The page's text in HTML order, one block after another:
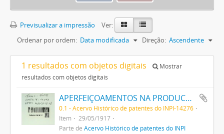
Previsualizar a impressão
Ver:
Ordenar por ordem: Data modificada Direção: Ascendente
1 resultados com objetos digitais
Mostrar
resultados com objetos digitais
APERFEIÇOAMENTOS NA PRODUCÇÃO DE TINTAS OU CORES
0.1 - Acervo Histórico de patentes do INPI-14276
Item
29/05/1917
Parte de Acervo Histórico de patentes do INPI